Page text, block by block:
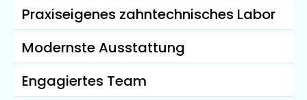
Praxiseigenes zahntechnisches Labor
Modernste Ausstattung
Engagiertes Team